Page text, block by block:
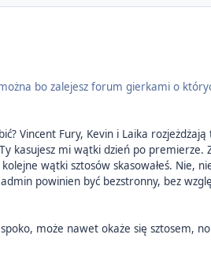
bo zalejesz forum gierkami o
Vincent Fury, Kevin i Laika
kasujesz mi wątki dzień po premierze.
wątki sztosów skasowałeś. Nie,
powinien być bezstronny, bez
może nawet okaże się sztosem,